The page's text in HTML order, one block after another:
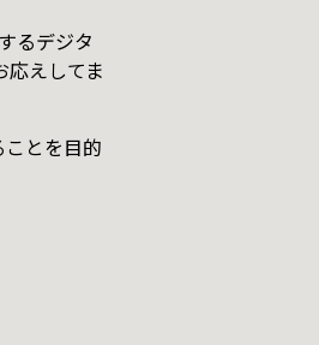
るデジタ
えしてま
とを目的